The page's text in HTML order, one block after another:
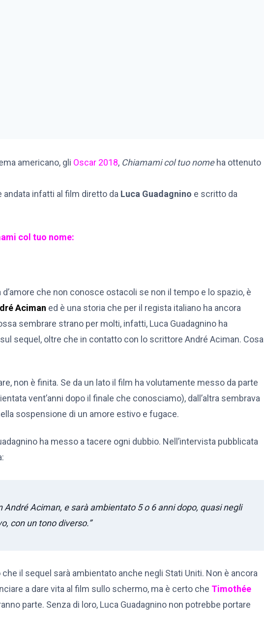
americano, gli Oscar 2018, Chiamami col tuo nomeha ottenuto
andata infatti al film diretto da Luca Guadagnino e scritto da
col tuo nome:
d’amore che non conosce ostacoli se non il tempo e lo spazio, è
Aciman ed è una storia che per il regista italiano ha ancora
sembrare strano per molti, infatti, Luca Guadagnino ha
sequel, oltre che in contatto con lo scrittore André Aciman. Cosa
non è finita. Se da un lato il film ha volutamente messo da parte
vent’anni dopo il finale che conosciamo), dall’altra sembrava
sospensione di un amore estivo e fugace.
ha messo a tacere ogni dubbio. Nell’intervista pubblicata
André Aciman, e sarà ambientato 5 o 6 anni dopo, quasi negli
con un tono diverso.”
il sequel sarà ambientato anche negli Stati Uniti. Non è ancora
a dare vita al film sullo schermo, ma è certo che Timothée
parte. Senza di loro, Luca Guadagnino non potrebbe portare